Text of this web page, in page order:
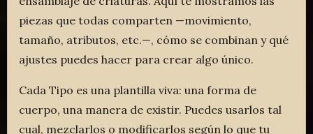
piezas que todas comparten —movimiento,
tamaño, atributos, etc.—, cómo se combinan y qué
ajustes puedes hacer para crear algo único.
Cada Tipo es una plantilla viva: una forma de
cuerpo, una manera de existir. Puedes usarlos tal
cual, mezclarlos o modificarlos según lo que tu